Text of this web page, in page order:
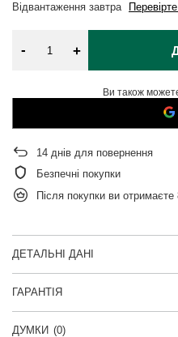
Відвантаження завтра
- +
Ви також
14 днів для повернення
Безпечні покупки
Після покупки ви отримаєте
ДЕТАЛЬНІ ДАНІ
ГАРАНТІЯ
ДУМКИ (0)